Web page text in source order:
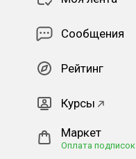
Сообщения
Рейтинг
Курсы
Маркет
Оплата подписок